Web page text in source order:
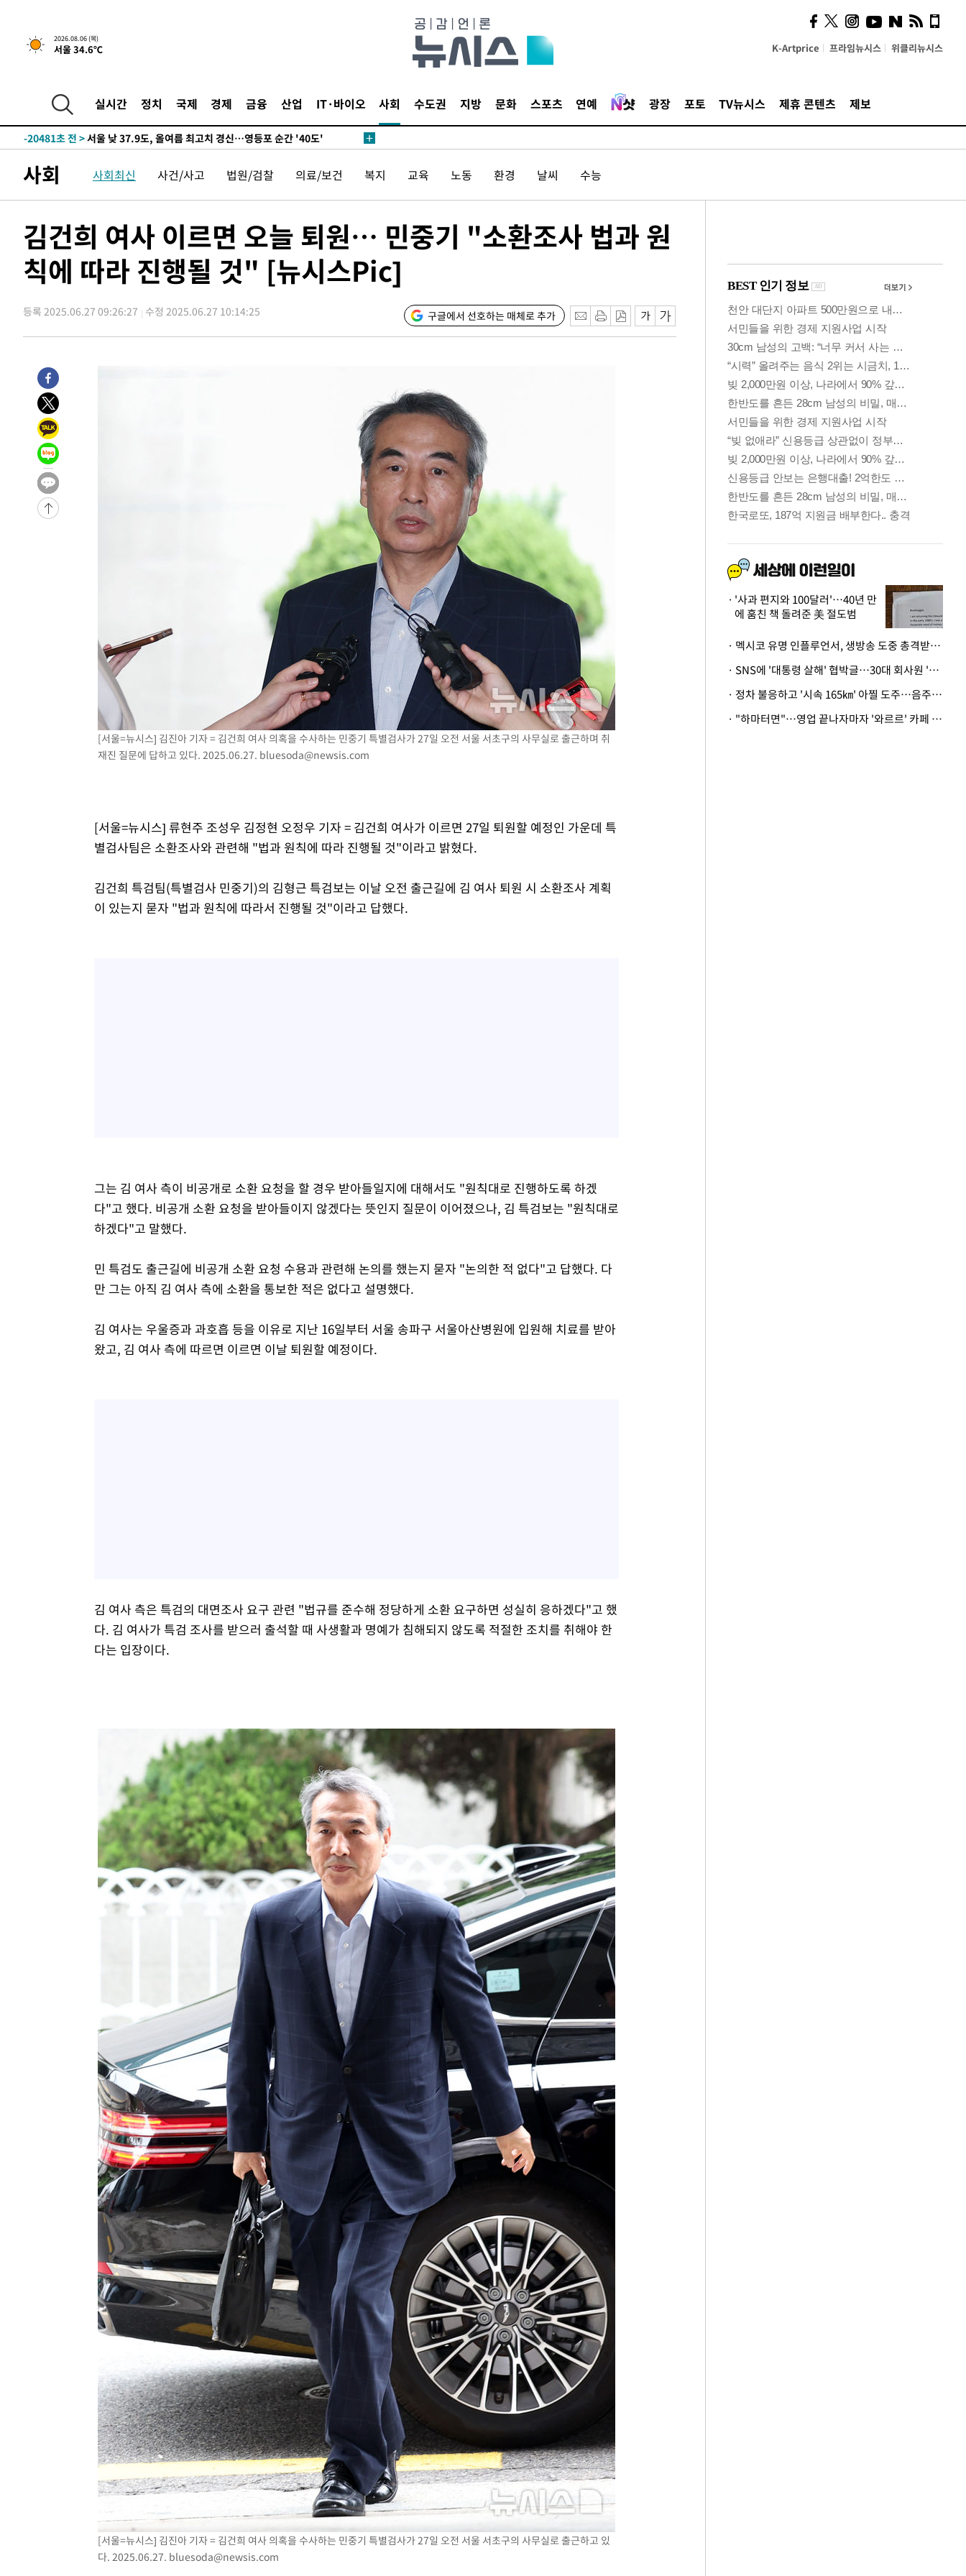
2026.08.06 (목)
서울 34.6℃ K-Artprice 프라임뉴시스 위클리뉴시스
실시간 정치 국제 경제 금융 산업 IT·바이오 사회 수도권 지방 문화 스포츠 연예 광장 포토 TV뉴시스 제휴 콘텐츠 제보
-21797초 전 >[속보]합참 "북, 동해상으로 미상 발사체 발사"
-21193초 전 >'낮 최고 39도' 불볕더위…한밤 열대야도 계속[내일날씨]
-20814초 전 >
"韓 외환시장 개입 관측 배경엔 美의 대한국 무역적자 있어"
-20641초 전 >
-20481초 전 >서울 낮 37.9도, 올여름 최고치 경신…영등포 순간 '40도'
-16138초 전 >
[속보]코스닥, 800p 회복…0.26% 오른 801.67 마감
-16068초 전 >[속보]코스피, 301.88포인트(4.58%) 내린 6296.38 마감
-13532초 전 >"여기 떨어졌다"…다누리, 스페이스X 로켓 달 충돌 흔적 포착
-10577초 전 >손흥민, 5경기 연속골 실패…LAFC는 승부차기 끝 과달라하라 격파
-3178초 전 >
내일까지 39도 '펄펄'…기상청 "태풍 지나며 폭염 잠시 꺾인다"
-2793초 전 >"美간섭에 합의 지연"…트럼프, '이란 호르무즈 통제권' 수용할까
11분 전 >[속보]산업장관 "李정부, 원전 반대 안해…안정 전력 위해 불가피"
-24233초 전 >
화"
-23981초 전 >
-22411초 전 >
-21817초 전 >
-21213초 전 >
-21172초 전 >
-20834초 전 >
-20661초 전 >
'월드컵 탈락 후폭풍' 축구협회…초유의 압수수색에 '충격·당황'
서울 낮 37.9도, 올여름 최고치 경신…영등포 순간 '40도'
[속보]종합특검, 대검 추가 압수수색…내란 중요임무종사 혐의
[속보]코스닥, 800p 회복…0.26% 오른 801.67 마감
[속보]코스피, 301.88포인트(4.58%) 내린 6296.38 마감
[속보]원·달러 환율, 0.7원 내린 1423.8원 마감
"여기 떨어졌다"…다누리, 스페이스X 로켓 달 충돌 흔적 포착
손흥민, 5경기 연속골 실패…LAFC는 승부차기 끝 과달라하라 격파
내일까지 39도 '펄펄'…기상청 "태풍 지나며 폭염 잠시 꺾인다"
트럼프, 한국계 진보 주지사 후보 맹공…"공산주의가 최대 위협"
"美간섭에 합의 지연"…트럼프, '이란 호르무즈 통제권' 수용할까
[속보]산업장관 "李정부, 원전 반대 안해…안정 전력 위해 불가피"
[속보]경찰, '홍명보 선임 논란' 대한축구협회·축구회관 등 압수수색
사회 사회최신 사건/사고 법원/검찰 의료/보건 복지 교육 노동 환경 날씨 수능
김건희 여사 이르면 오늘 퇴원… 민중기 "소환조사 법과 원
칙에 따라 진행될 것" [뉴시스Pic]
등록 2025.06.27 09:26:27 수정 2025.06.27 10:14:25 구글에서 선호하는 매체로 추가
[서울=뉴시스] 김진아 기자 = 김건희 여사 의혹을 수사하는 민중기 특별검사가 27일 오전 서울 서초구의 사무실로 출근하며 취
재진 질문에 답하고 있다. 2025.06.27. bluesoda@newsis.com
[서울=뉴시스] 류현주 조성우 김정현 오정우 기자 = 김건희 여사가 이르면 27일 퇴원할 예정인 가운데 특
별검사팀은 소환조사와 관련해 "법과 원칙에 따라 진행될 것"이라고 밝혔다.
김건희 특검팀(특별검사 민중기)의 김형근 특검보는 이날 오전 출근길에 김 여사 퇴원 시 소환조사 계획
이 있는지 묻자 "법과 원칙에 따라서 진행될 것"이라고 답했다.
그는 김 여사 측이 비공개로 소환 요청을 할 경우 받아들일지에 대해서도 "원칙대로 진행하도록 하겠
다"고 했다. 비공개 소환 요청을 받아들이지 않겠다는 뜻인지 질문이 이어졌으나, 김 특검보는 "원칙대로
하겠다"고 말했다.
민 특검도 출근길에 비공개 소환 요청 수용과 관련해 논의를 했는지 묻자 "논의한 적 없다"고 답했다. 다
만 그는 아직 김 여사 측에 소환을 통보한 적은 없다고 설명했다.
김 여사는 우울증과 과호흡 등을 이유로 지난 16일부터 서울 송파구 서울아산병원에 입원해 치료를 받아
왔고, 김 여사 측에 따르면 이르면 이날 퇴원할 예정이다.
김 여사 측은 특검의 대면조사 요구 관련 "법규를 준수해 정당하게 소환 요구하면 성실히 응하겠다"고 했
다. 김 여사가 특검 조사를 받으러 출석할 때 사생활과 명예가 침해되지 않도록 적절한 조치를 취해야 한
다는 입장이다.
[서울=뉴시스] 김진아 기자 = 김건희 여사 의혹을 수사하는 민중기 특별검사가 27일 오전 서울 서초구의 사무실로 출근하고 있
다. 2025.06.27. bluesoda@newsis.com
의견, 국토부·LH에 충실히
전달할 것"
'사과 편지와 100달러'…40년 만
에 훔친 책 돌려준 美 절도범
· 멕시코 유명 인플루언서, 생방송 도중 총격받아 사망
· SNS에 '대통령 살해' 협박글…30대 회사원 '불구속 송치'
· 정차 불응하고 '시속 165㎞' 아찔 도주…음주운전자 체포
· "하마터면"…영업 끝나자마자 '와르르' 카페 테라스 덮친 대리석 외벽